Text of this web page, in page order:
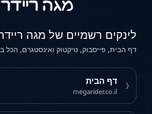
לינקים רשמיים של מגה
דף הבית, פייסבוק, טיקטוק ואינסטגרם, הכל
❮ דף הבית
megarider.co.il